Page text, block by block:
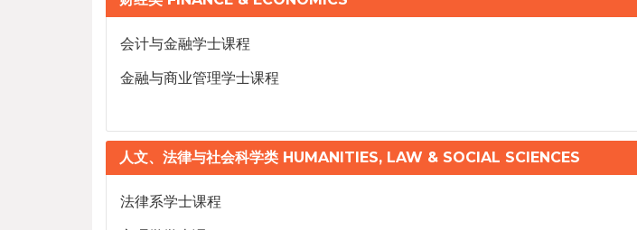
会计与金融学士课程
金融与商业管理学士课程
人文、法律与社会科学类 HUMANITIES, LAW & SOCIAL SCIENCES
法律系学士课程